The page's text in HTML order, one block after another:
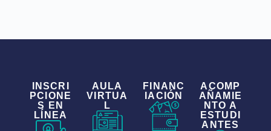
INSCRI
PCIONE
S EN
LÍNEA
AULA
VIRTUA
L
FINANC
IACIÓN
ACOMP
AÑAMIE
NTO A
ESTUDI
ANTES